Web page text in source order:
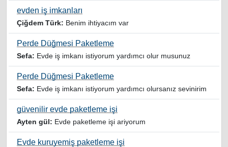
evden iş imkanları
Çiğdem Türk: Benim ihtiyacım var
Perde Düğmesi Paketleme
Sefa: Evde iş imkanı istiyorum yardımcı olur musunuz
Perde Düğmesi Paketleme
Sefa: Evde iş imkanı istiyorum yardımcı olursanız sevinirim
güvenilir evde paketleme işi
Ayten gül: Evde paketleme işi ariyorum
Evde kuruyemiş paketleme işi